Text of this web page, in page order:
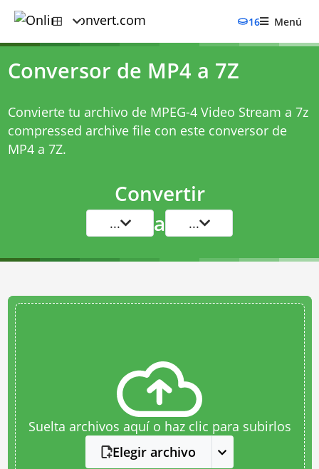
16 Menú
Conversor de MP4 a 7Z
Convierte tu archivo de MPEG-4 Video Stream a 7z
compressed archive file con este conversor de
MP4 a 7Z.
Convertir
... a ...
Suelta archivos aquí o haz clic para subirlos
Elegir archivo